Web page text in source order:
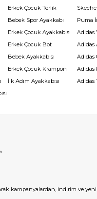
Erkek Çocuk Terlik
Bebek Spor Ayakkabı
Erkek Çocuk Ayakkabısı
Erkek Çocuk Bot
Bebek Ayakkabısı
Erkek Çocuk Krampon
İlk Adım Ayakkabısı
Puma
Adidas
Adidas
Adidas
Adidas
Adidas
kampanyalardan, indirim ve